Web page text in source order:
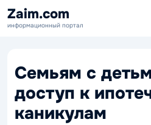
Zaim.com
информационный портал
Семьям с
доступ к
каникулам